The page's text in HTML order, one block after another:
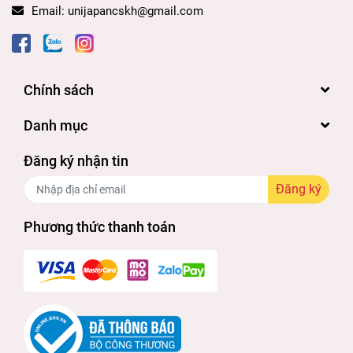
Email: unijapancskh@gmail.com
Chính sách
Danh mục
Đăng ký nhận tin
Đăng ký
Phương thức thanh toán